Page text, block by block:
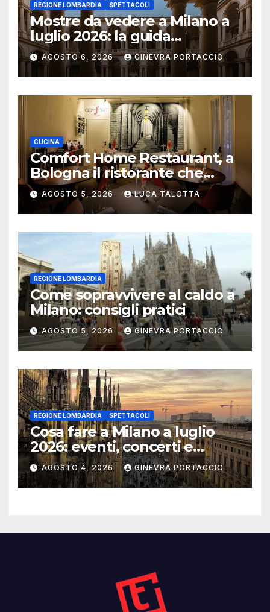
REGIONE LOMBARDIA SPETTACOLI
Mostre da vedere a Milano a
luglio 2026: la guida
aggiornata
AGOSTO 6, 2026 GINEVRA PORTACCIO
CUCINA
Comfort Home Restaurant, a
Bologna il ristorante che
trasforma l’ospitalità in
un’esperienza di casa
AGOSTO 5, 2026 LUCA TALOTTA
REGIONE LOMBARDIA
Come sopravvivere al caldo a
Milano: consigli pratici
AGOSTO 5, 2026 GINEVRA PORTACCIO
REGIONE LOMBARDIA SPETTACOLI
Cosa fare a Milano a luglio
2026: eventi, concerti e
mostre
AGOSTO 4, 2026 GINEVRA PORTACCIO